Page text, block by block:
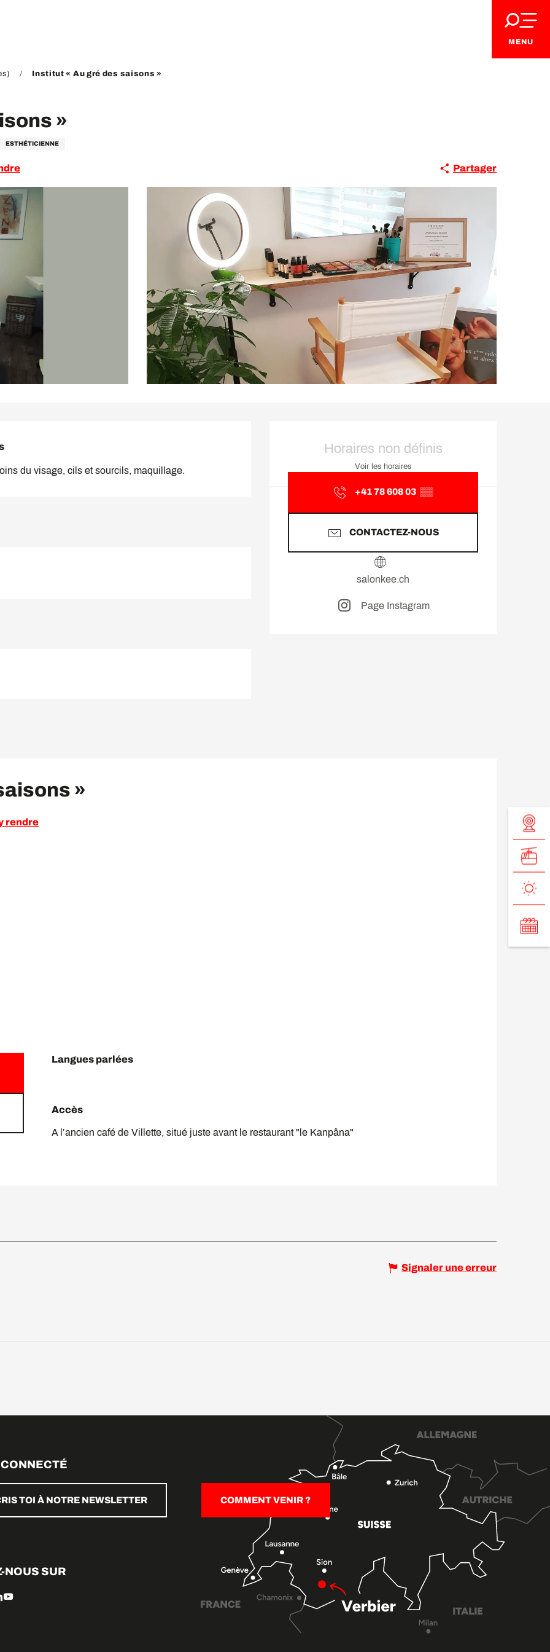
MENU
Institut « Au gré des saisons »
»
ESTHÉTICIENNE
Partager
Horaires non définis
Voir les horaires
+41 78 608 03 ▒▒
CONTACTEZ-NOUS
salonkee.ch
Page Instagram
du visage, cils et sourcils, maquillage.
»
rendre
Langues parlées
Langues parlées
Accès
Accès
A l’ancien café de Villette, situé juste avant le restaurant "le Kanpâna"
Signaler une erreur
TOI À NOTRE NEWSLETTER COMMENT VENIR ?
NOUS SUR